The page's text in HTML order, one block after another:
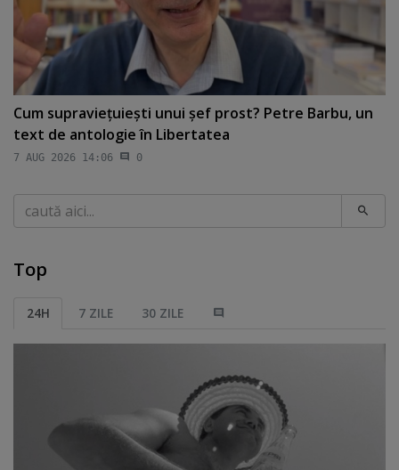
Cum supravieţuieşti unui şef prost? Petre Barbu, un
text de antologie în Libertatea
7 AUG 2026 14:06 0
Caută
Top
24H 7 ZILE 30 ZILE